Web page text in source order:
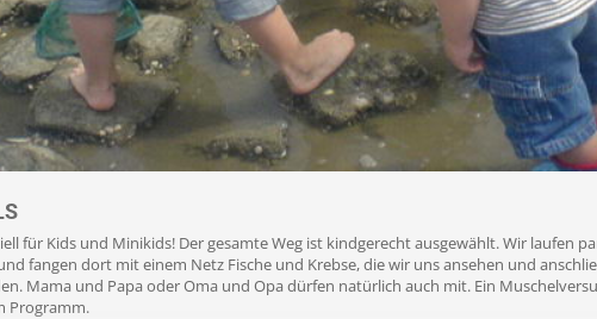
für Kids und Minikids! Der gesamte Weg ist kindgerecht ausgewählt. Wir laufen
fangen dort mit einem Netz Fische und Krebse, die wir uns ansehen und
Mama und Papa oder Oma und Opa dürfen natürlich auch mit. Ein
Programm.